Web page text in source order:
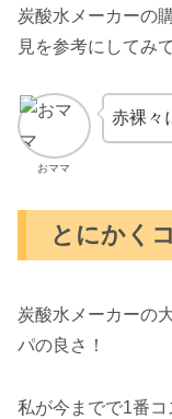
炭酸水メーカーの
見を参考にしてみ
おママ
赤裸々
とにかく
炭酸水メーカーの
パの良さ！
私が今までで1番